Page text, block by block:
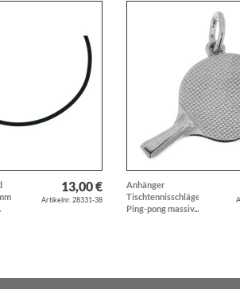
13,00 €
Artikelnr. 28331-38
Anhänger
Tischtennisschläger
Ping-pong massiv...